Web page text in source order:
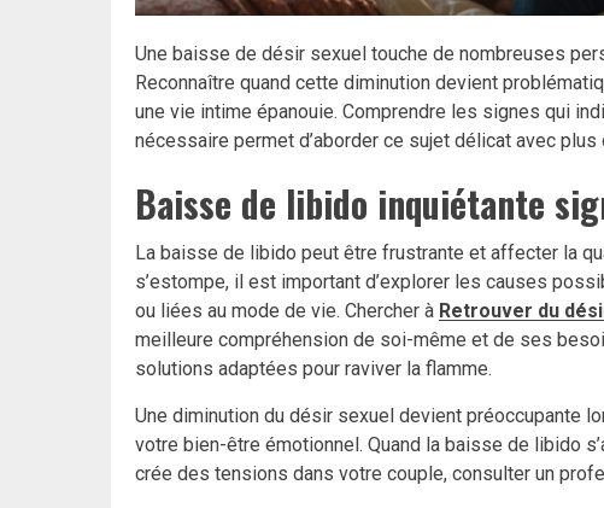
Une baisse de désir sexuel touche de nombreuses
Reconnaître quand cette diminution devient
une vie intime épanouie. Comprendre les signes qui
nécessaire permet d’aborder ce sujet délicat avec plus
Baisse de libido inquiétante
La baisse de libido peut être frustrante et affecter la
s’estompe, il est important d’explorer les causes
ou liées au mode de vie. Chercher à Retrouver du
meilleure compréhension de soi-même et de ses
solutions adaptées pour raviver la flamme.
Une diminution du désir sexuel devient préoccupante
votre bien-être émotionnel. Quand la baisse de libido
crée des tensions dans votre couple, consulter un